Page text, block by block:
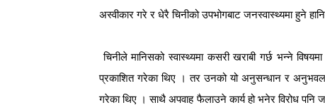
अस्वीकार गरे र धेरै चिनीको उपभोगबाट जनस्वास्थ्यमा हुने
चिनीले मानिसको स्वास्थ्यमा कसरी खराबी गर्छ भन्ने
प्रकाशित गरेका थिए । तर उनको यो अनुसन्धान र अनुभवलाई
गरेका थिए । साथै अपवाह फैलाउने कार्य हो भनेर विरोध पनि